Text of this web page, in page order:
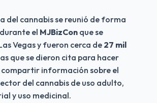
del cannabis se reunió de forma
el MJBizCon que se
Vegas y fueron cerca de 27 mil
que se dieron cita para hacer
compartir información sobre el
del cannabis de uso adulto,
y uso medicinal.